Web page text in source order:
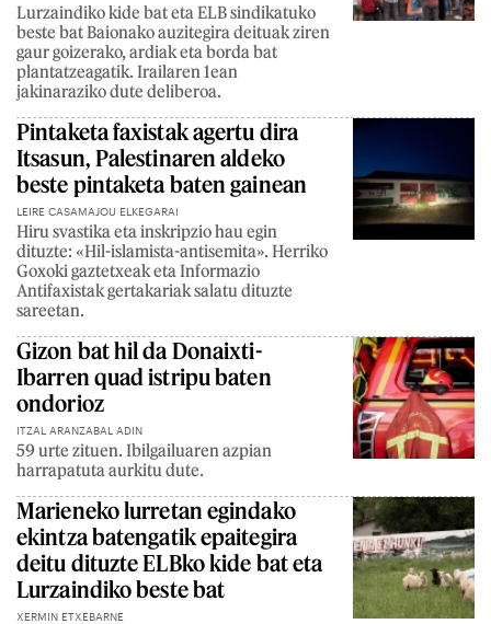
Lurzaindiko kide bat eta ELB sindikatuko
beste bat Baionako auzitegira deituak ziren
gaur goizerako, ardiak eta borda bat
plantatzeagatik. Irailaren 1ean
jakinaraziko dute deliberoa.
Pintaketa faxistak agertu dira
Itsasun, Palestinaren aldeko
beste pintaketa baten gainean
LEIRE CASAMAJOU ELKEGARAI
Hiru svastika eta inskripzio hau egin
dituzte: «Hil-islamista-antisemita». Herriko
Goxoki gaztetxeak eta Informazio
Antifaxistak gertakariak salatu dituzte
sareetan.
Gizon bat hil da Donaixti-
Ibarren quad istripu baten
ondorioz
ITZAL ARANZABAL ADIN
59 urte zituen. Ibilgailuaren azpian
harrapatuta aurkitu dute.
Marieneko lurretan egindako
ekintza batengatik epaitegira
deitu dituzte ELBko kide bat eta
Lurzaindiko beste bat
XERMIN ETXEBARNE